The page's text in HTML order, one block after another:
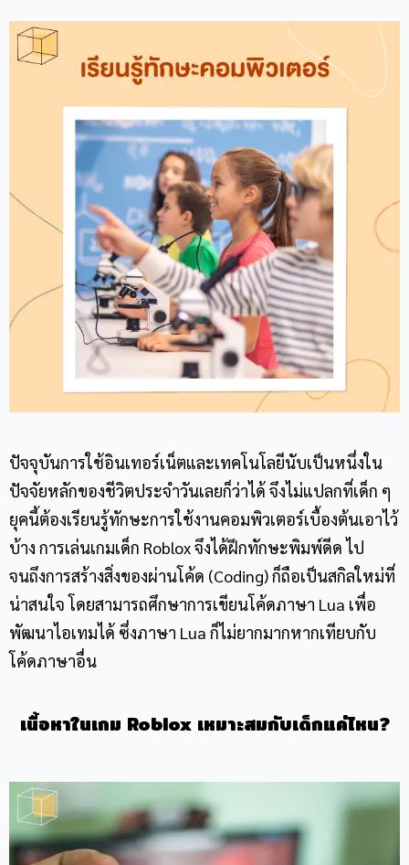
ปัจจุบันการใช้อินเทอร์เน็ตและเทคโนโลยีนับเป็นหนึ่งใน
ปัจจัยหลักของชีวิตประจำวันเลยก็ว่าได้ จึงไม่แปลกที่เด็ก ๆ
ยุคนี้ต้องเรียนรู้ทักษะการใช้งานคอมพิวเตอร์เบื้องต้นเอาไว้
บ้าง การเล่นเกมเด็ก Roblox จึงได้ฝึกทักษะพิมพ์ดีด ไป
จนถึงการสร้างสิ่งของผ่านโค้ด (Coding) ก็ถือเป็นสกิลใหม่ที่
น่าสนใจ โดยสามารถศึกษาการเขียนโค้ดภาษา Lua เพื่อ
พัฒนาไอเทมได้ ซึ่งภาษา Lua ก็ไม่ยากมากหากเทียบกับ
โค้ดภาษาอื่น
เนื้อหาในเกม Roblox เหมาะสมกับเด็กแค่ไหน?